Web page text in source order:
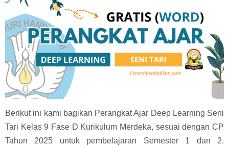
Berikut ini kami bagikan Perangkat Ajar Deep Learning Seni
Tari Kelas 9 Fase D Kurikulum Merdeka, sesuai dengan CP
Tahun 2025 untuk pembelajaran Semester 1 dan 2.